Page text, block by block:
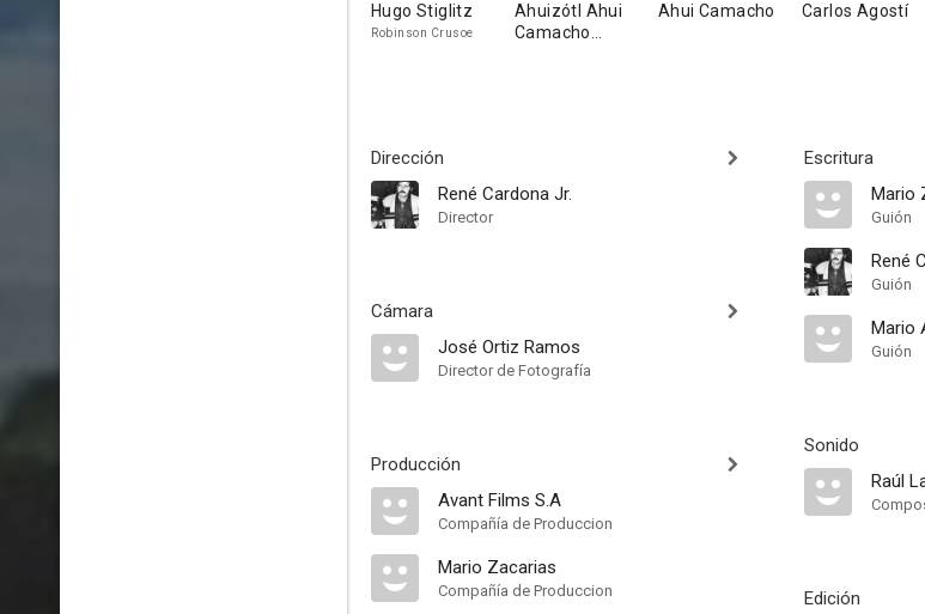
Hugo Stiglitz
Robinson Crusoe
Ahuizótl Ahui
Camacho
Ahui Camacho Carlos Agostí
Dirección
René Cardona Jr.
Director
Cámara
José Ortiz Ramos
Director de Fotografía
Producción
Avant Films S.A
Compañía de Produccion
Mario Zacarias
Compañía de Produccion
Escritura
Mario
Guión
René
Guión
Mario
Guión
Sonido
Raúl
Edición